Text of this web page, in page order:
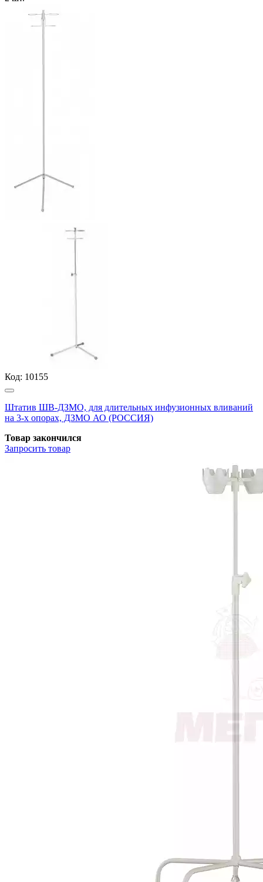
Код: 10155
Штатив ШВ-ДЗМО, для длительных инфузионных вливаний
на 3-х опорах, ДЗМО АО (РОССИЯ)
Товар закончился
Запросить товар